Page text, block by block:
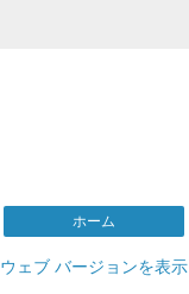
ホーム
ウェブ バージョンを表示